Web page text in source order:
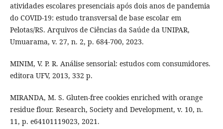
atividades escolares presenciais após dois anos de pandemia
do COVID-19: estudo transversal de base escolar em
Pelotas/RS. Arquivos de Ciências da Saúde da UNIPAR,
Umuarama, v. 27, n. 2, p. 684-700, 2023.
MINIM, V. P. R. Análise sensorial: estudos com consumidores.
editora UFV, 2013, 332 p.
MIRANDA, M. S. Gluten-free cookies enriched with orange
residue flour. Research, Society and Development, v. 10, n.
11, p. e64101119023, 2021.